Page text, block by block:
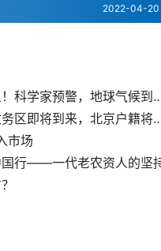
2022-04-20
日本海滩涌现上万条死鱼！科学家预警，地球
东西城合并，成立中央政务区即将到
市场
国行——一代老农资人的坚